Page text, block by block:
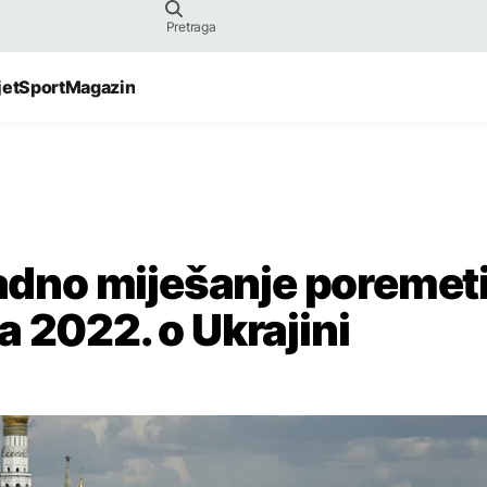
SportMagazin
miješanje
2022. o Ukrajini